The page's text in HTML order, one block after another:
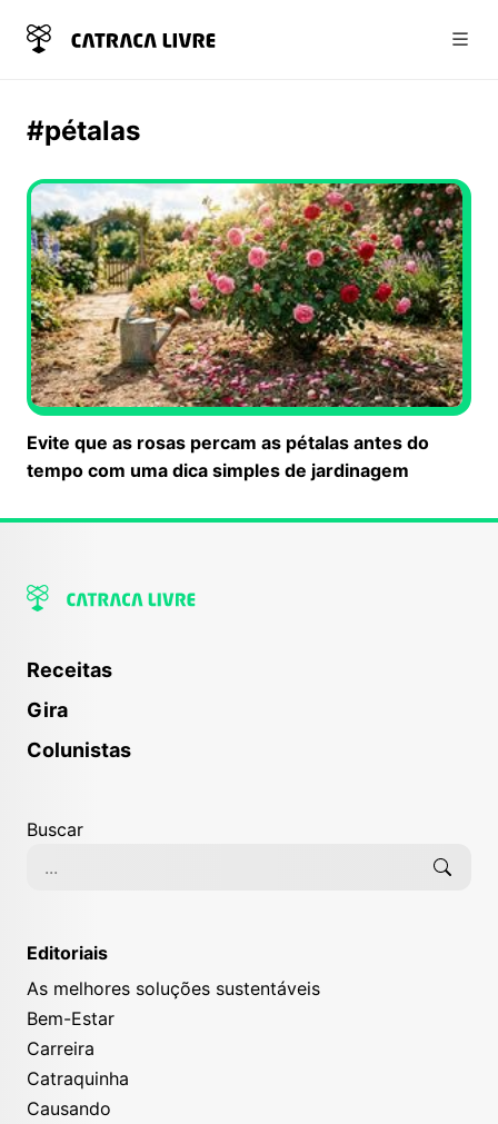
#pétalas
Evite que as rosas percam as pétalas antes do
tempo com uma dica simples de jardinagem
Receitas
Gira
Colunistas
Buscar
Editoriais
As melhores soluções sustentáveis
Bem-Estar
Carreira
Catraquinha
Causando